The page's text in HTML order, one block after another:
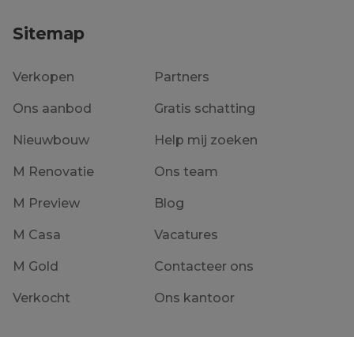
Sitemap
Verkopen
Ons aanbod
Nieuwbouw
M Renovatie
M Preview
M Casa
M Gold
Verkocht
Partners
Gratis schatting
Help mij zoeken
Ons team
Blog
Vacatures
Contacteer ons
Ons kantoor